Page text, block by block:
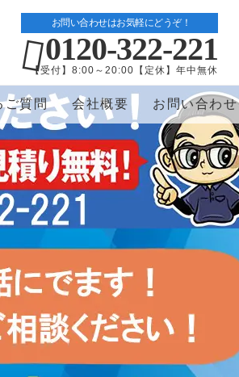
お問い合わせはお気軽にどうぞ！
0120-322-221
【受付】8:00～20:00【定休】年中無休
ご質問 会社概要 お問い合わせ